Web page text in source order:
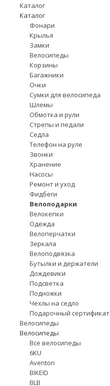
Каталог
Каталог
Фонари
Крылья
Замки
Велосипеды
Корзины
Багажники
Очки
Сумки для велосипеда
Шлемы
Обмотка и рули
Стрепы и педали
Седла
Телефон на руле
Звонки
Хранение
Насосы
Ремонт и уход
Фидбеги
Велоподарки
Велокепки
Одежда
Велоперчатки
Зеркала
Велоподвязка
Бутылки и держатели
Дождевики
Подсветка
Подножки
Чехлы на седло
Подарочный сертификат
Велосипеды
Велосипеды
Все велосипеды
6KU
Aventon
BIKEID
BLB